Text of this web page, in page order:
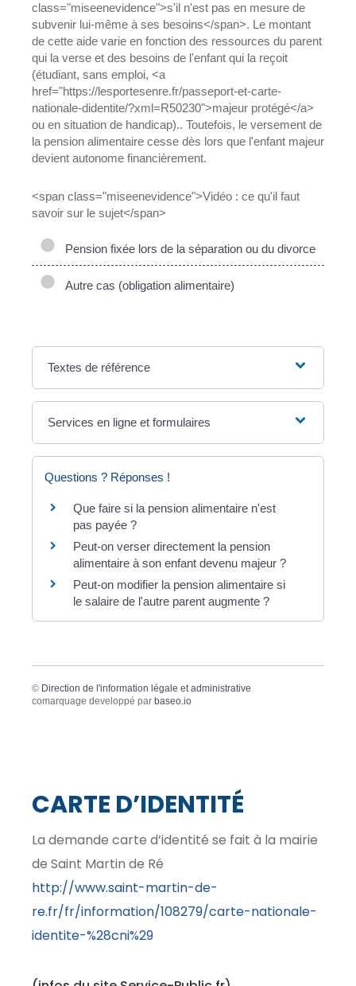
class="miseenevidence">s'il n'est pas en mesure de
subvenir lui-même à ses besoins</span>. Le montant
de cette aide varie en fonction des ressources du parent
qui la verse et des besoins de l'enfant qui la reçoit
(étudiant, sans emploi, <a
href="https://lesportesenre.fr/passeport-et-carte-
nationale-didentite/?xml=R50230">majeur protégé</a>
ou en situation de handicap).. Toutefois, le versement de
la pension alimentaire cesse dès lors que l'enfant majeur
devient autonome financièrement.
<span class="miseenevidence">Vidéo : ce qu'il faut
savoir sur le sujet</span>
Pension fixée lors de la séparation ou du divorce
Autre cas (obligation alimentaire)
Textes de référence
Services en ligne et formulaires
Questions ? Réponses !
Que faire si la pension alimentaire n'est
pas payée ?
Peut-on verser directement la pension
alimentaire à son enfant devenu majeur ?
Peut-on modifier la pension alimentaire si
le salaire de l'autre parent augmente ?
© Direction de l'information légale et administrative
comarquage developpé par baseo.io
CARTE D’IDENTITÉ
La demande carte d’identité se fait à la mairie
de Saint Martin de Ré
http://www.saint-martin-de-
re.fr/fr/information/108279/carte-nationale-
identite-%28cni%29